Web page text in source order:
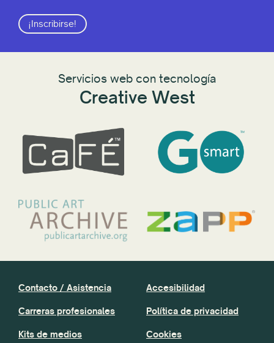
¡Inscribirse!
Servicios web con tecnología
Creative West
Contacto / Asistencia
Carreras profesionales
Kits de medios
Accesibilidad
Política de privacidad
Cookies